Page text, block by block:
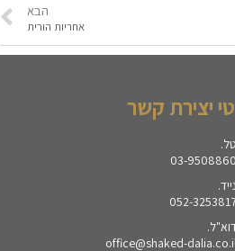
הבא
אחריות הורית
יצירת קשר
טל.
03-9508860
נייד.
052-
office@shaked-